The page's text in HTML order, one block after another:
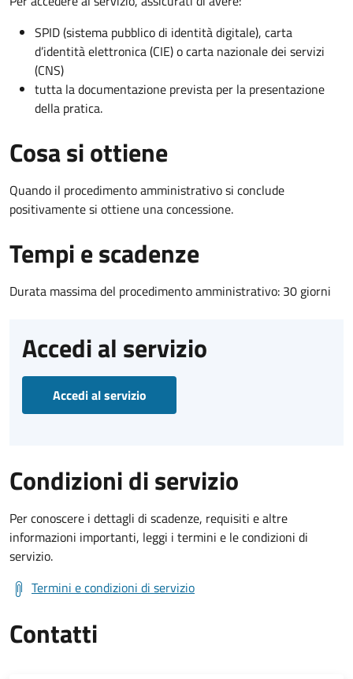
SPID (sistema pubblico di identità digitale), carta
d’identità elettronica (CIE) o carta nazionale dei servizi
(CNS)
tutta la documentazione prevista per la presentazione
della pratica.
Cosa si ottiene
Quando il procedimento amministrativo si conclude
positivamente si ottiene una concessione.
Tempi e scadenze
Durata massima del procedimento amministrativo: 30 giorni
Accedi al servizio
Accedi al servizio
Condizioni di servizio
Per conoscere i dettagli di scadenze, requisiti e altre
informazioni importanti, leggi i termini e le condizioni di
servizio.
Termini e condizioni di servizio
Contatti